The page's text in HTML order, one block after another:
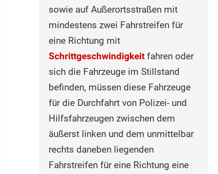
sowie auf Außerortsstraßen mit
mindestens zwei Fahrstreifen für
eine Richtung mit
Schrittgeschwindigkeit fahren oder
sich die Fahrzeuge im Stillstand
befinden, müssen diese Fahrzeuge
für die Durchfahrt von Polizei- und
Hilfsfahrzeugen zwischen dem
äußerst linken und dem unmittelbar
rechts daneben liegenden
Fahrstreifen für eine Richtung eine